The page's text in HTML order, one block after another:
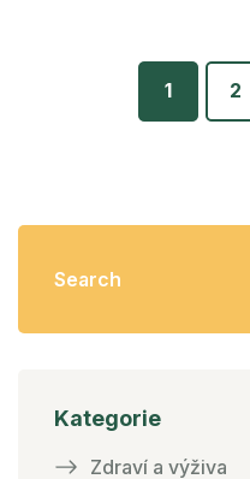
1 2
Kategorie
Zdraví a výživa